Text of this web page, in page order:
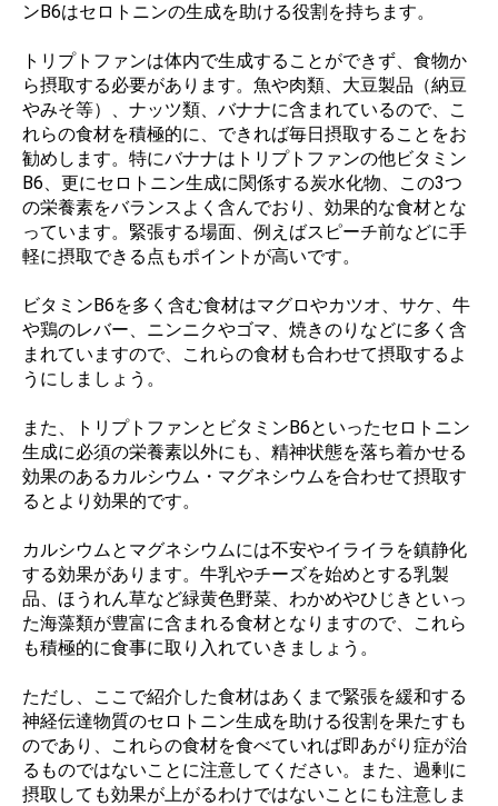
ンB6はセロトニンの生成を助ける役割を持ちます。
トリプトファンは体内で生成することができず、食物か
ら摂取する必要があります。魚や肉類、大豆製品（納豆
やみそ等）、ナッツ類、バナナに含まれているので、こ
れらの食材を積極的に、できれば毎日摂取することをお
勧めします。特にバナナはトリプトファンの他ビタミン
B6、更にセロトニン生成に関係する炭水化物、この3つ
の栄養素をバランスよく含んでおり、効果的な食材とな
っています。緊張する場面、例えばスピーチ前などに手
軽に摂取できる点もポイントが高いです。
ビタミンB6を多く含む食材はマグロやカツオ、サケ、牛
や鶏のレバー、ニンニクやゴマ、焼きのりなどに多く含
まれていますので、これらの食材も合わせて摂取するよ
うにしましょう。
また、トリプトファンとビタミンB6といったセロトニン
生成に必須の栄養素以外にも、精神状態を落ち着かせる
効果のあるカルシウム・マグネシウムを合わせて摂取す
るとより効果的です。
カルシウムとマグネシウムには不安やイライラを鎮静化
する効果があります。牛乳やチーズを始めとする乳製
品、ほうれん草など緑黄色野菜、わかめやひじきといっ
た海藻類が豊富に含まれる食材となりますので、これら
も積極的に食事に取り入れていきましょう。
ただし、ここで紹介した食材はあくまで緊張を緩和する
神経伝達物質のセロトニン生成を助ける役割を果たすも
のであり、これらの食材を食べていれば即あがり症が治
るものではないことに注意してください。また、過剰に
摂取しても効果が上がるわけではないことにも注意しま